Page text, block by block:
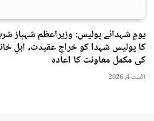
یومِ شہدائے پولیس: وزیراعظم شہباز
کا پولیس شہدا کو خراجِ عقیدت، اہلِ
کی مکمل معاونت کا اعادہ
اگست 4, 2026